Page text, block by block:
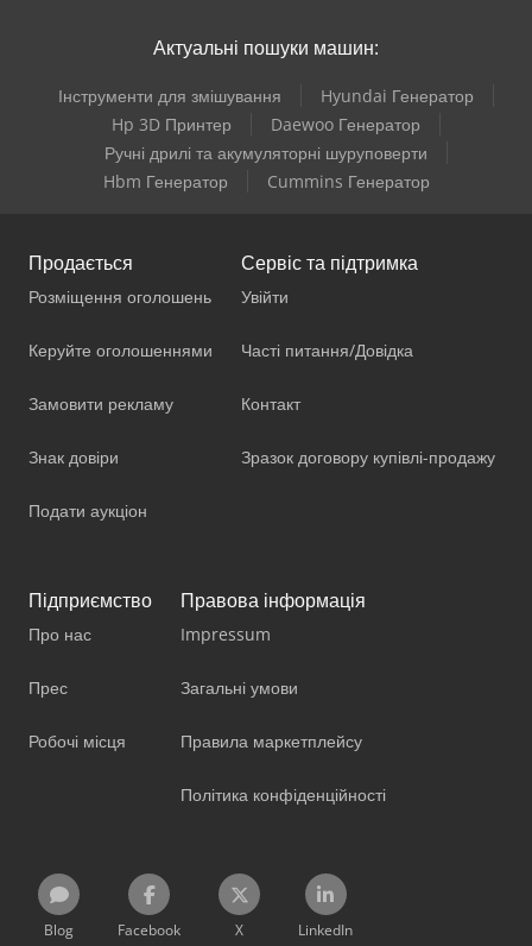
Актуальні пошуки машин:
Інструменти для змішування
Hyundai Генератор
Hp 3D Принтер
Daewoo Генератор
Ручні дрилі та акумуляторні шуруповерти
Hbm Генератор
Cummins Генератор
Продається
Розміщення оголошень
Керуйте оголошеннями
Замовити рекламу
Знак довіри
Подати аукціон
Сервіс та підтримка
Увійти
Часті питання/Довідка
Контакт
Зразок договору купівлі-продажу
Підприємство
Про нас
Прес
Робочі місця
Правова інформація
Impressum
Загальні умови
Правила маркетплейсу
Політика конфіденційності
Blog Facebook X LinkedIn